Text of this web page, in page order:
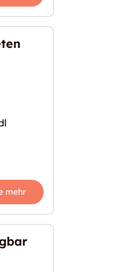
mieten"
mehr